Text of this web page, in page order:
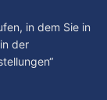
in dem Sie in
der